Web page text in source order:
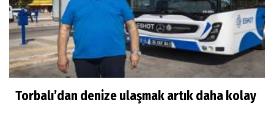
Torbalı’dan denize ulaşmak artık daha kolay